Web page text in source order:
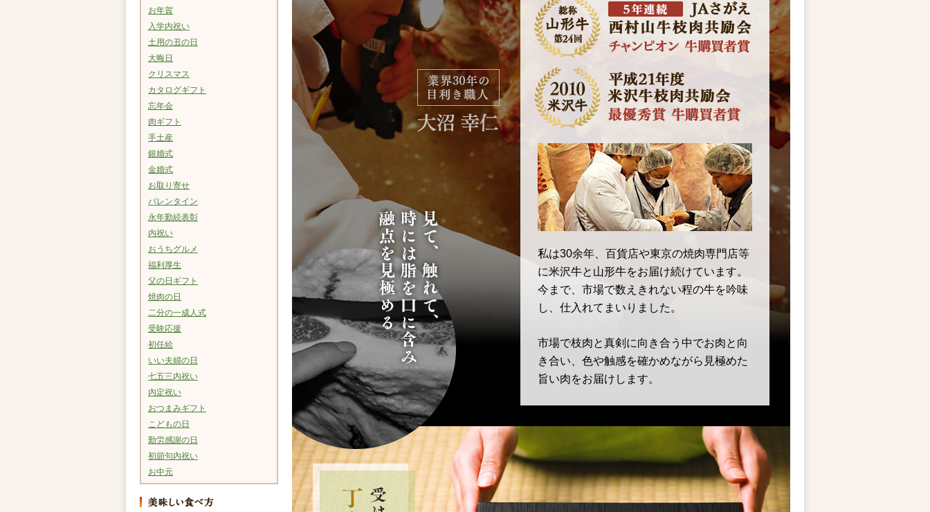
お年賀
入学内祝い
土用の丑の日
大晦日
クリスマス
カタログギフト
忘年会
肉ギフト
手土産
銀婚式
金婚式
お取り寄せ
バレンタイン
永年勤続表彰
内祝い
おうちグルメ
福利厚生
父の日ギフト
焼肉の日
二分の一成人式
受験応援
初任給
いい夫婦の日
七五三内祝い
内定祝い
おつまみギフト
こどもの日
勤労感謝の日
初節句内祝い
お中元
私は30余年、百貨店や東京の焼肉専門店等
に米沢牛と山形牛をお届け続けています。
今まで、市場で数えきれない程の牛を吟味
し、仕入れてまいりました。
市場で枝肉と真剣に向き合う中でお肉と向
き合い、色や触感を確かめながら見極めた
旨い肉をお届けします。